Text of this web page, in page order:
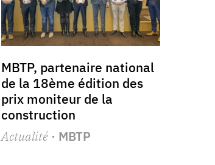
MBTP, partenaire national
de la 18ème édition des
prix moniteur de la
construction
Actualité· MBTP